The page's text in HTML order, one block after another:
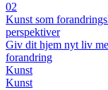
02
Kunst som
perspektiver
Giv dit hjem nyt liv
forandring
Kunst
Kunst